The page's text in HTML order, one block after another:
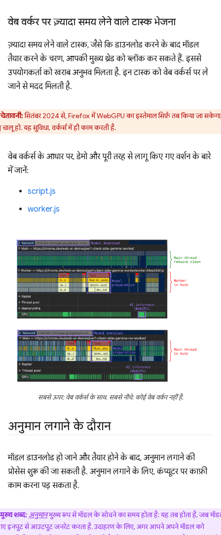
वेब वर्कर पर ज़्यादा समय लेने वाले टास्क भेजना
ज़्यादा समय लेने वाले टास्क, जैसे कि डाउनलोड करने के बाद मॉडल
तैयार करने के चरण, आपकी मुख्य थ्रेड को ब्लॉक कर सकते हैं. इससे
उपयोगकर्ता को खराब अनुभव मिलता है. इन टास्क को वेब वर्कर्स पर ले
जाने से मदद मिलती है.
चेतावनी:सितंबर 2024 से, Firefox में WebGPU का इस्तेमाल सिर्फ़ तब किया जा
चालू हो. यह सुविधा, वर्कर्स में ही काम करती है.
वेब वर्कर्स के आधार पर, डेमो और पूरी तरह से लागू किए गए वर्शन के बारे
में जानें:
script.js
worker.js
सबसे ऊपर: वेब वर्कर्स के साथ. सबसे नीचे: कोई वेब वर्कर नहीं है.
अनुमान लगाने के दौरान
मॉडल डाउनलोड हो जाने और तैयार होने के बाद, अनुमान लगाने की
प्रोसेस शुरू की जा सकती है. अनुमान लगाने के लिए, कंप्यूटर पर काफ़ी
काम करना पड़ सकता है.
मुख्य शब्द: अनुमानमुख्य रूप से मॉडल के सोचने का समय होता है: यह तब होता है, जब
इनपुट से आउटपुट जनरेट करता है. उदाहरण के लिए, अगर आपने अपने मॉडल को